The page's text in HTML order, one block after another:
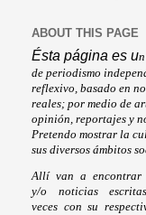
ABOUT THIS PAGE
Ésta página es u
de periodismo
reflexivo, basado en
reales; por medio de
opinión, reportajes y
Pretendo mostrar la
sus diversos ámbitos
Allí van a encontrar
y/o noticias
veces con su